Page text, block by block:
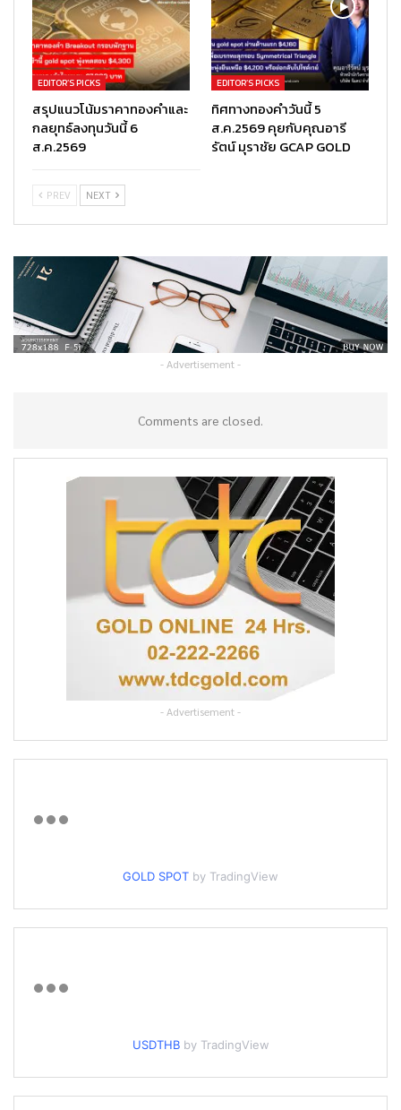
EDITOR’S PICKS
สรุปแนวโน้มราคาทองคำและ
กลยุทธ์ลงทุนวันนี้ 6
ส.ค.2569
EDITOR’S PICKS
ทิศทางทองคำวันนี้ 5
ส.ค.2569 คุยกับคุณอารี
รัตน์ มุราชัย GCAP GOLD
PREV NEXT
- Advertisement -
Comments are closed.
- Advertisement -
GOLD SPOT by TradingView
USDTHB by TradingView